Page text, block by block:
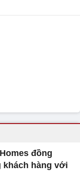
đồng
khách hàng với